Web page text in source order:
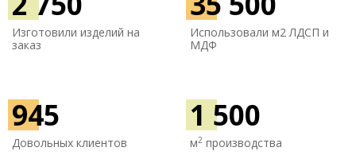
Изготовили изделий на
заказ
Использовали м2 ЛДСП и
МДФ
945
Довольных клиентов
1 500
м2 производства